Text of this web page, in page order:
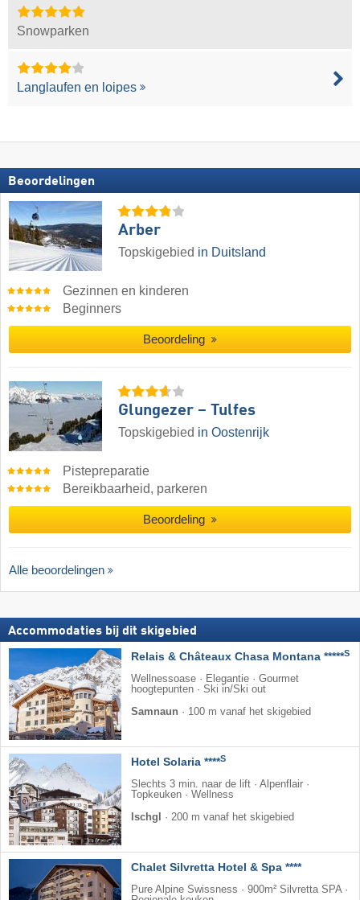
Snowparken
Langlaufen en loipes
Beoordelingen
Arber
Topskigebied in Duitsland
Gezinnen en kinderen
Beginners
Beoordeling
Glungezer – Tulfes
Topskigebied in Oostenrijk
Pistepreparatie
Bereikbaarheid, parkeren
Beoordeling
Alle beoordelingen
Accommodaties bij dit skigebied
Relais & Châteaux Chasa Montana *****S
Wellnessoase · Elegantie · Gourmet
hoogtepunten · Ski in/Ski out
Samnaun · 100 m vanaf het skigebied
Hotel Solaria ****S
Slechts 3 min. naar de lift · Alpenflair ·
Topkeuken · Wellness
Ischgl
· 200 m vanaf het skigebied
Chalet Silvretta Hotel & Spa ****
Pure Alpine Swissness · 900m² Silvretta SPA ·